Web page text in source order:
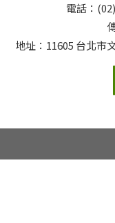
電話：
地址：11605 台北市